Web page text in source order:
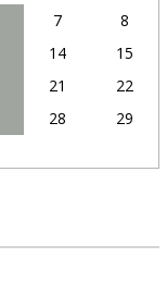
7
8
14
15
21
22
28
29